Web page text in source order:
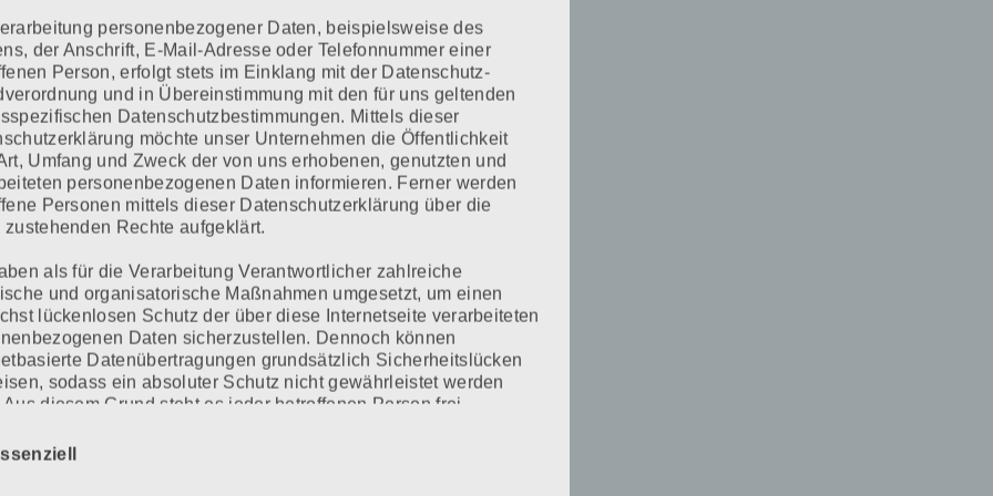
personenbezogener Daten, beispielsweise des
der Anschrift, E-Mail-Adresse oder Telefonnummer einer
Person, erfolgt stets im Einklang mit der Datenschutz-
und in Übereinstimmung mit den für uns geltenden
Datenschutzbestimmungen. Mittels dieser
möchte unser Unternehmen die Öffentlichkeit
Umfang und Zweck der von uns erhobenen, genutzten und
personenbezogenen Daten informieren. Ferner werden
Personen mittels dieser Datenschutzerklärung über die
zustehenden Rechte aufgeklärt.
als für die Verarbeitung Verantwortlicher zahlreiche
und organisatorische Maßnahmen umgesetzt, um einen
lückenlosen Schutz der über diese Internetseite verarbeiteten
Daten sicherzustellen. Dennoch können
Datenübertragungen grundsätzlich Sicherheitslücken
sodass ein absoluter Schutz nicht gewährleistet werden
Aus diesem Grund steht es jeder betroffenen Person frei,
an uns zu übermitteln.